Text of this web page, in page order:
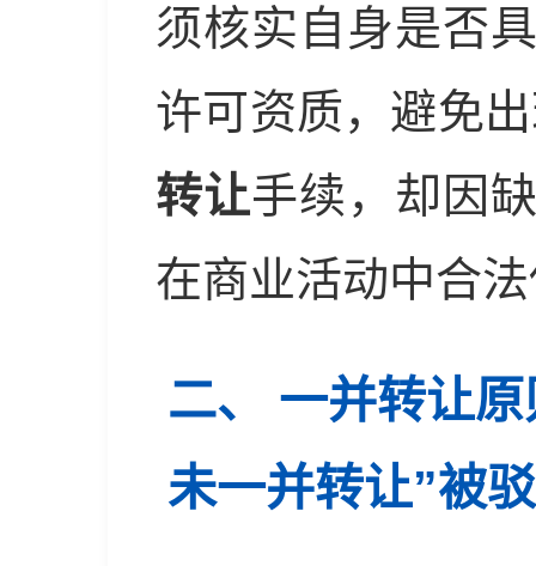
须核实自身是否
许可资质，避免
转让手续，却因
在商业活动中合
二、 一并转让
未一并转让”被